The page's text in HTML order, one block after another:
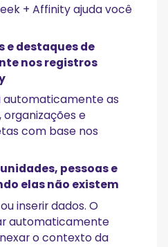
+ Affinity ajuda você
e destaques de
nos registros
automaticamente as
organizações e
com base nos
pessoas e
elas não existem
inserir dados. O
automaticamente
o contexto da